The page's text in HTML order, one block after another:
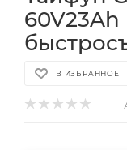
60V23Ah
В ИЗБРАННОЕ